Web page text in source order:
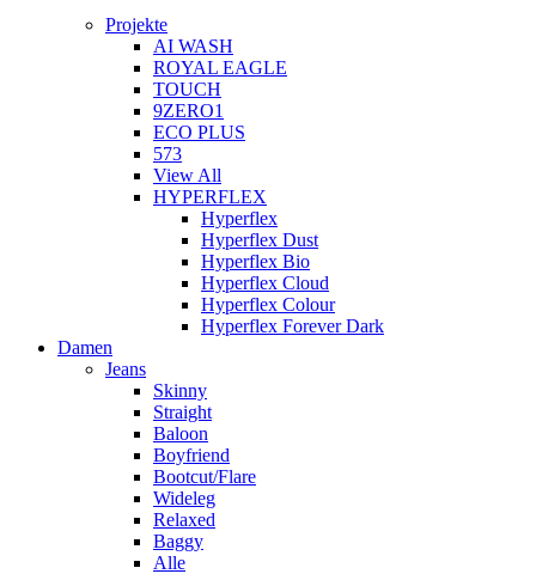
Projekte
AI WASH
ROYAL EAGLE
TOUCH
9ZERO1
ECO PLUS
573
View All
HYPERFLEX
Hyperflex
Hyperflex Dust
Hyperflex Bio
Hyperflex Cloud
Hyperflex Colour
Hyperflex Forever Dark
Damen
Jeans
Skinny
Straight
Baloon
Boyfriend
Bootcut/Flare
Wideleg
Relaxed
Baggy
Alle